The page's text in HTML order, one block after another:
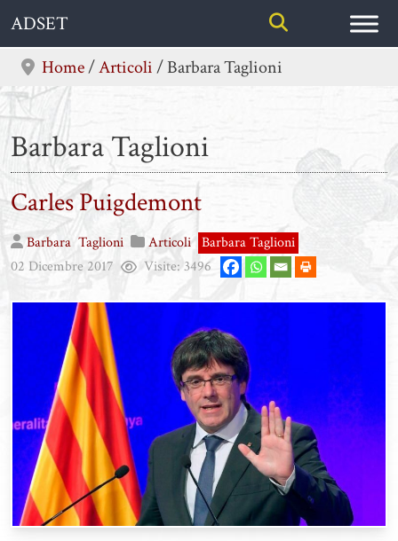
Skip
content
ADSET
Home/Articoli/Barbara Taglioni
Barbara Taglioni
Carles Puigdemont
Barbara Taglioni Articoli Barbara Taglioni
02 Dicembre 2017
Visite: 3496